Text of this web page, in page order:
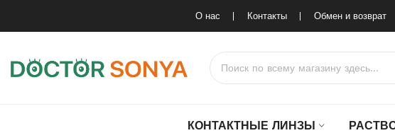
О нас Контакты Обмен и возврат
КОНТАКТНЫЕ ЛИНЗЫ